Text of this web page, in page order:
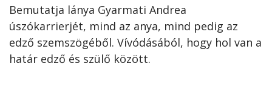
Bemutatja lánya Gyarmati Andrea
úszókarrierjét, mind az anya, mind pedig az
edző szemszögéből. Vívódásából, hogy hol van a
határ edző és szülő között.